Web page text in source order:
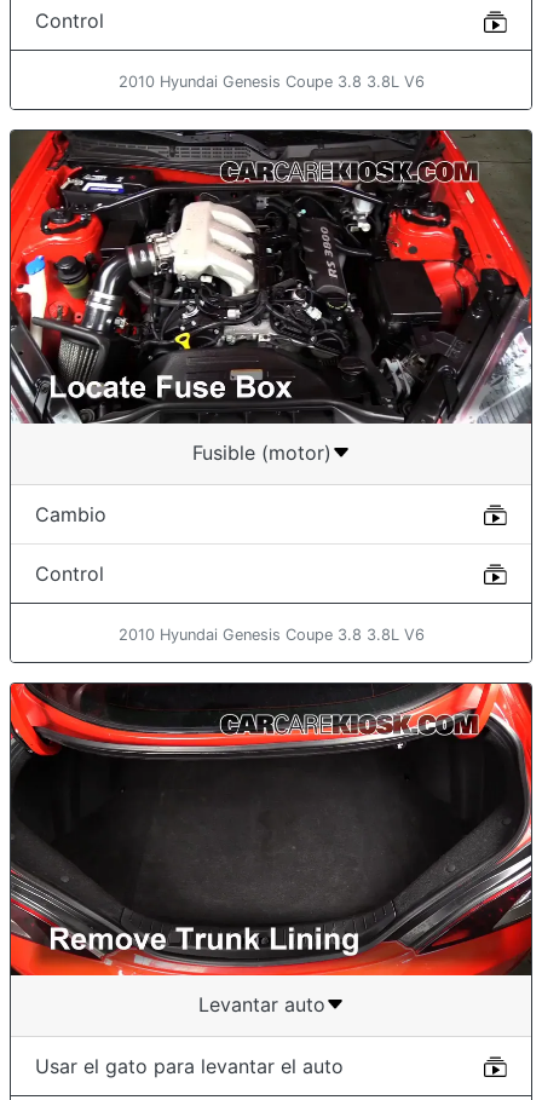
Control
2010 Hyundai Genesis Coupe 3.8 3.8L V6
Fusible (motor)
Cambio
Control
2010 Hyundai Genesis Coupe 3.8 3.8L V6
Levantar auto
Usar el gato para levantar el auto